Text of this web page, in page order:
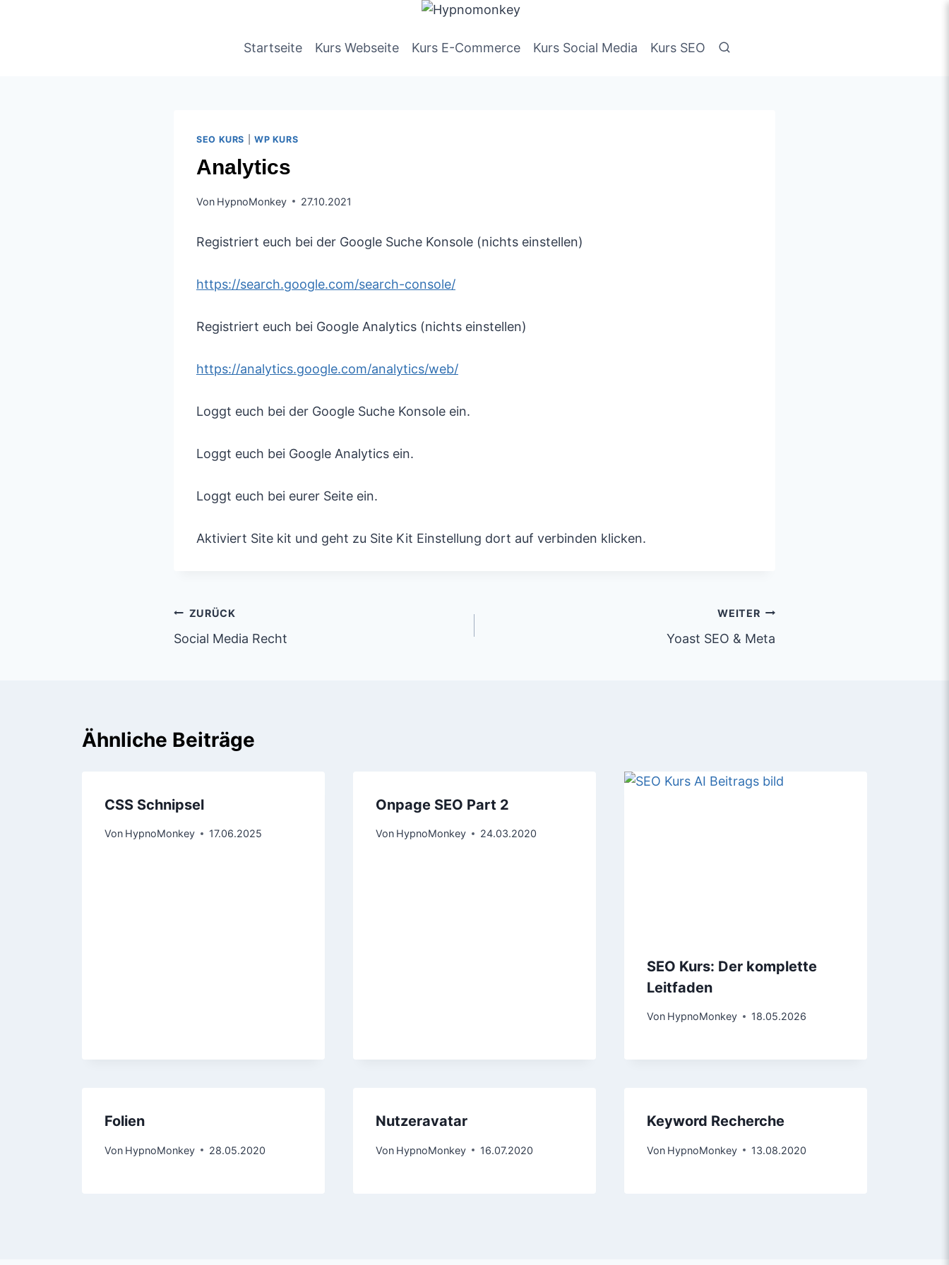
Startseite Kurs Webseite Kurs E-Commerce Kurs Social Media Kurs SEO
SEO KURS WP KURS
Analytics
Von HypnoMonkey 27.10.2021
Registriert euch bei der Google Suche Konsole (nichts einstellen)
https://search.google.com/search-console/
Registriert euch bei Google Analytics (nichts einstellen)
https://analytics.google.com/analytics/web/
Loggt euch bei der Google Suche Konsole ein.
Loggt euch bei Google Analytics ein.
Loggt euch bei eurer Seite ein.
Aktiviert Site kit und geht zu Site Kit Einstellung dort auf verbinden klicken.
ZURÜCK
Social Media Recht
WEITER
Yoast SEO & Meta
Ähnliche Beiträge
CSS Schnipsel
Von HypnoMonkey 17.06.2025
Onpage SEO Part 2
Von HypnoMonkey 24.03.2020
SEO Kurs: Der komplette
Leitfaden
Von HypnoMonkey 18.05.2026
Folien
Von HypnoMonkey 28.05.2020
Nutzeravatar
Von HypnoMonkey 16.07.2020
Keyword Recherche
Von HypnoMonkey 13.08.2020